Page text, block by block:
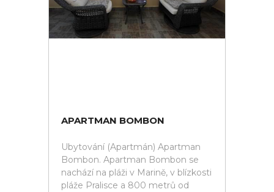
APARTMAN BOMBON
Ubytování (Apartmán) Apartman
Bombon. Apartman Bombon se
nachází na pláži v Marině, v blízkosti
pláže Pralisce a 800 metrů od